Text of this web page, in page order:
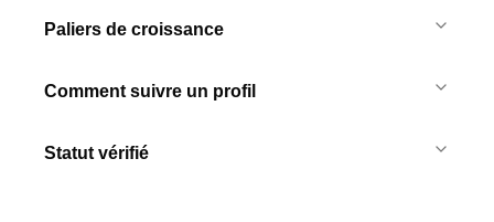
Paliers de croissance
Comment suivre un profil
Statut vérifié